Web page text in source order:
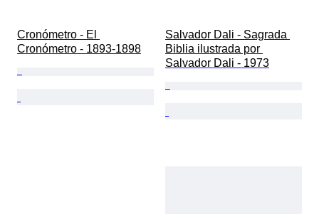
Cronómetro - El
Cronómetro - 1893-1898
Salvador Dali - Sagrada
Biblia ilustrada por
Salvador Dali - 1973